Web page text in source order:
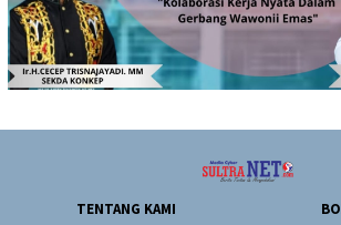
TENTANG KAMI